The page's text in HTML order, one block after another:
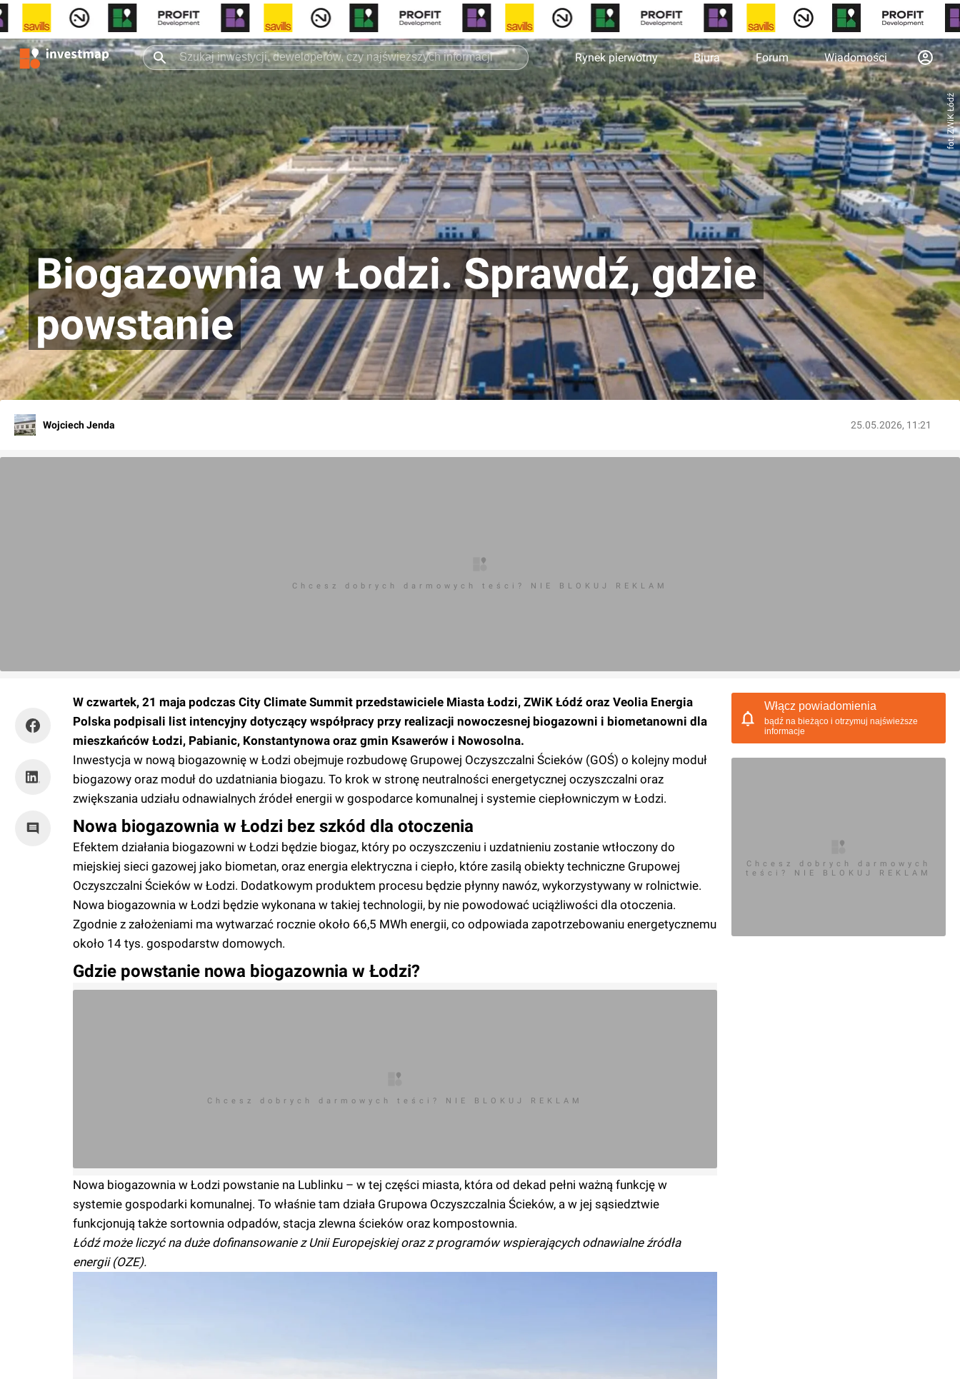
Rynek pierwotny Biura Forum Wiadomości
fot. ZWiK Łódź
Biogazownia w Łodzi. Sprawdź, gdzie
powstanie
Wojciech Jenda 25.05.2026, 11:21
Chcesz dobrych darmowych teści? NIE BLOKUJ REKLAM
W czwartek, 21 maja podczas City Climate Summit przedstawiciele Miasta Łodzi, ZWiK Łódź oraz Veolia Energia
Polska podpisali list intencyjny dotyczący współpracy przy realizacji nowoczesnej biogazowni i biometanowni dla
mieszkańców Łodzi, Pabianic, Konstantynowa oraz gmin Ksawerów i Nowosolna.
Inwestycja w nową biogazownię w Łodzi obejmuje rozbudowę Grupowej Oczyszczalni Ścieków (GOŚ) o kolejny moduł
biogazowy oraz moduł do uzdatniania biogazu. To krok w stronę neutralności energetycznej oczyszczalni oraz
zwiększania udziału odnawialnych źródeł energii w gospodarce komunalnej i systemie ciepłowniczym w Łodzi.
Nowa biogazownia w Łodzi bez szkód dla otoczenia
Efektem działania biogazowni w Łodzi będzie biogaz, który po oczyszczeniu i uzdatnieniu zostanie wtłoczony do
miejskiej sieci gazowej jako biometan, oraz energia elektryczna i ciepło, które zasilą obiekty techniczne Grupowej
Oczyszczalni Ścieków w Łodzi. Dodatkowym produktem procesu będzie płynny nawóz, wykorzystywany w rolnictwie.
Nowa biogazownia w Łodzi będzie wykonana w takiej technologii, by nie powodować uciążliwości dla otoczenia.
Zgodnie z założeniami ma wytwarzać rocznie około 66,5 MWh energii, co odpowiada zapotrzebowaniu energetycznemu
około 14 tys. gospodarstw domowych.
Gdzie powstanie nowa biogazownia w Łodzi?
Chcesz dobrych darmowych teści? NIE BLOKUJ REKLAM
Nowa biogazownia w Łodzi powstanie na Lublinku – w tej części miasta, która od dekad pełni ważną funkcję w
systemie gospodarki komunalnej. To właśnie tam działa Grupowa Oczyszczalnia Ścieków, a w jej sąsiedztwie
funkcjonują także sortownia odpadów, stacja zlewna ścieków oraz kompostownia.
Łódź może liczyć na duże dofinansowanie z Unii Europejskiej oraz z programów wspierających odnawialne źródła
energii (OZE).
Włącz powiadomienia
bądź na bieżąco i otrzymuj najświeższe
informacje
Chcesz dobrych darmowych
teści? NIE BLOKUJ REKLAM